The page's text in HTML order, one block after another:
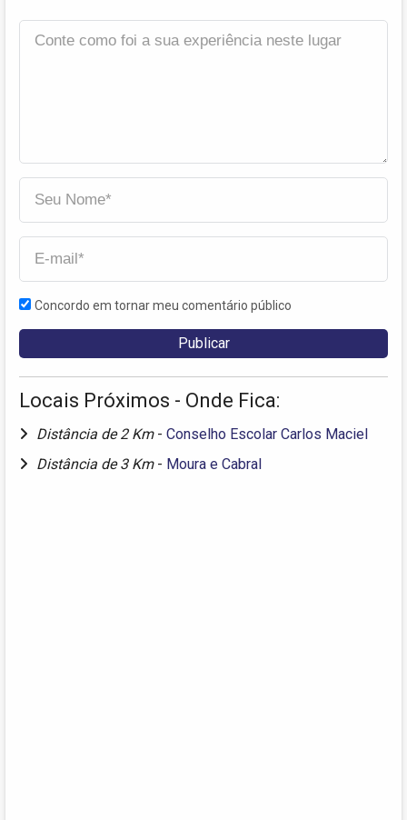
Concordo em tornar meu comentário público
Locais Próximos - Onde Fica:
Distância de 2 Km - Conselho Escolar Carlos Maciel
Distância de 3 Km - Moura e Cabral